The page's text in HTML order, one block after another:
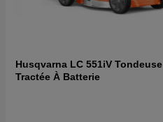
Husqvarna LC 551iV Tondeuse
Tractée À Batterie